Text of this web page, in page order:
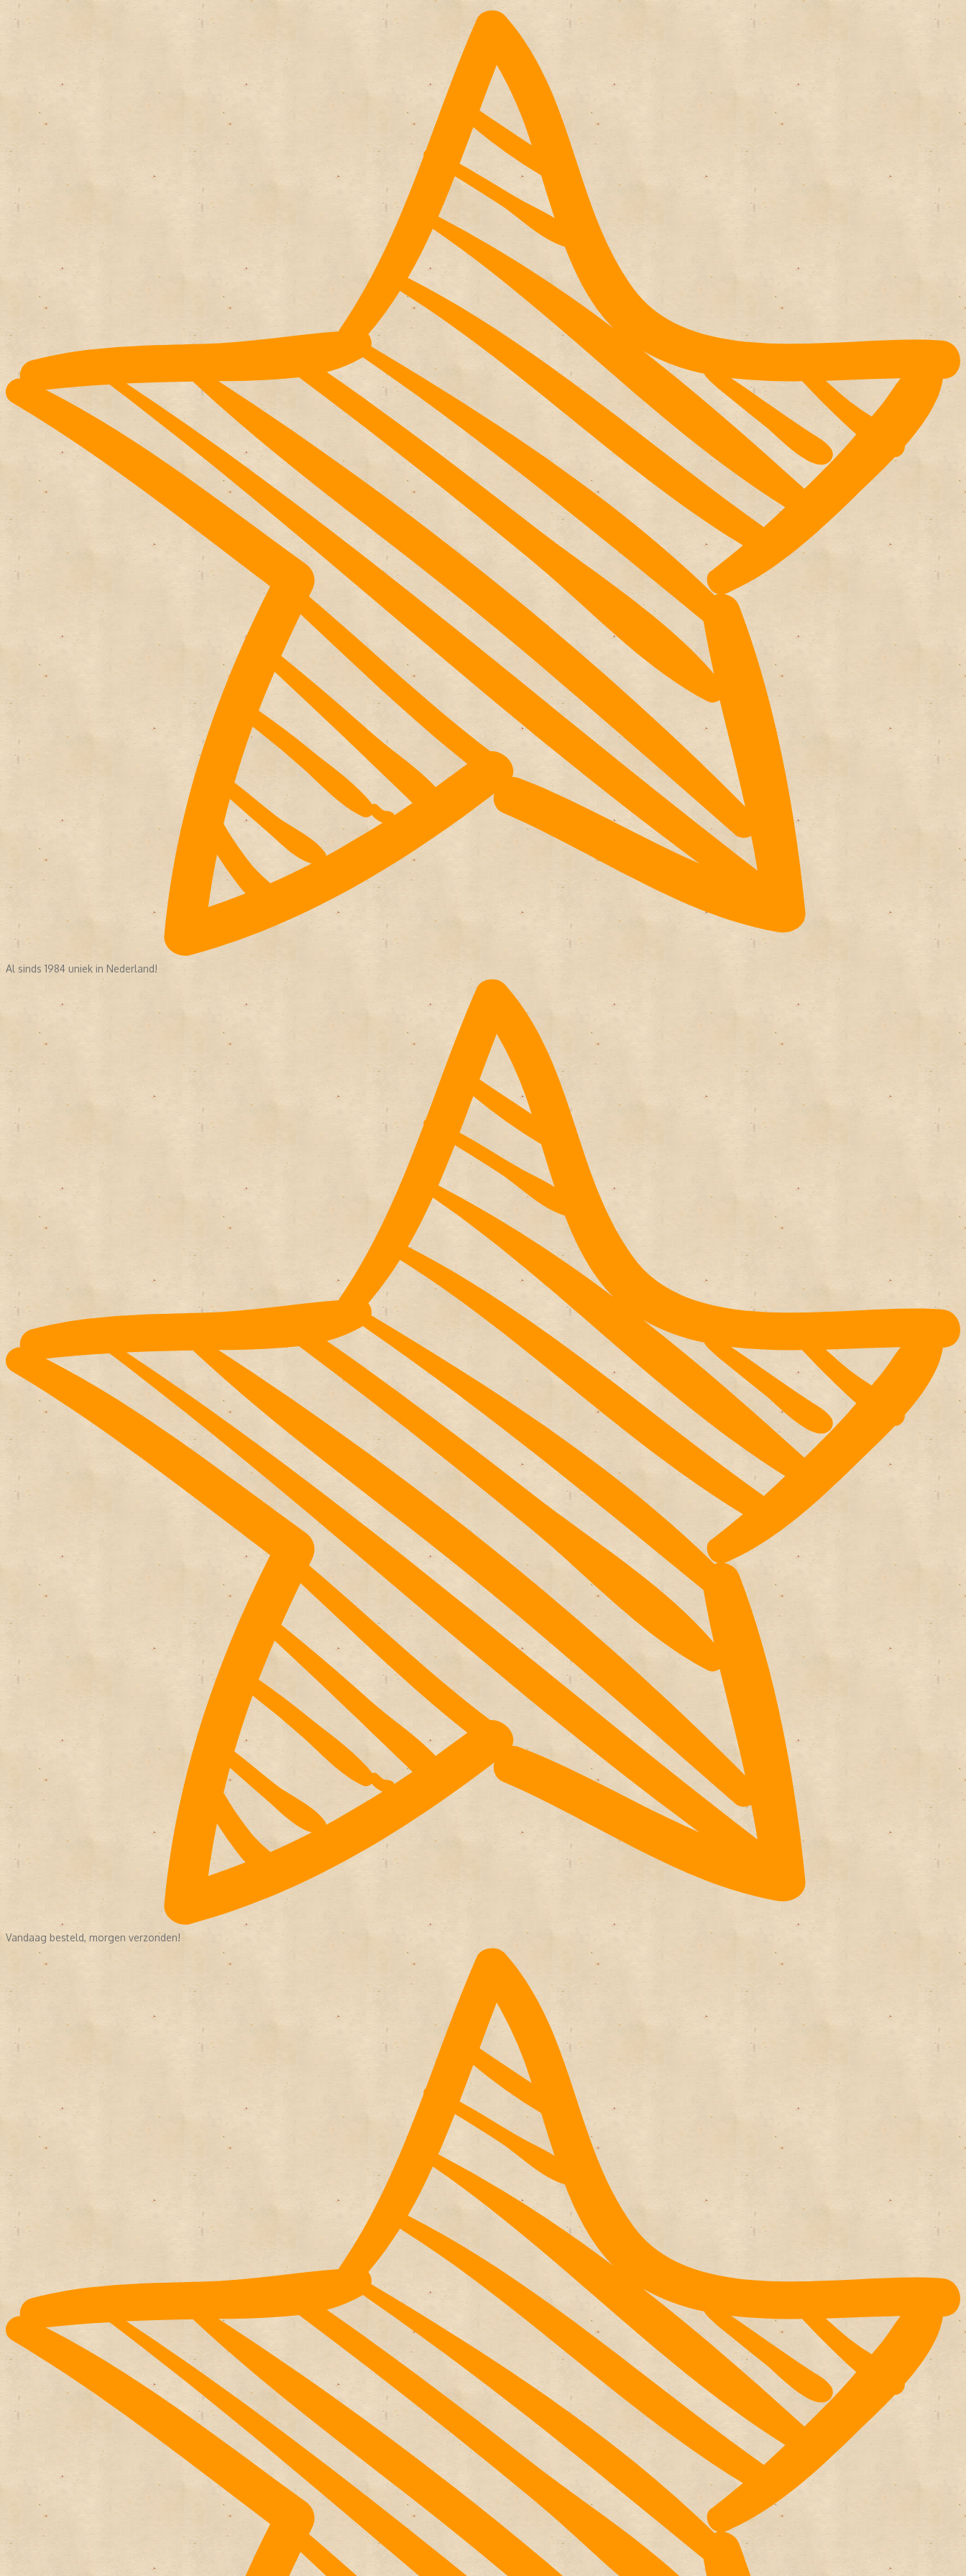
Al sinds 1984 uniek in Nederland!
Vandaag besteld, morgen verzonden!